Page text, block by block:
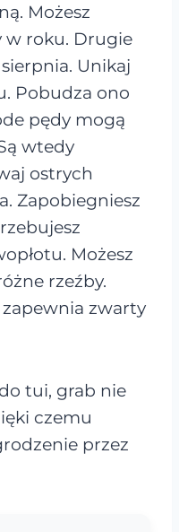
Możesz
w roku. Drugie
Unikaj
Pobudza ono
pędy mogą
wtedy
ostrych
Zapobiegniesz
Możesz
rzeźby.
zwarty
tui, grab nie
czemu
przez